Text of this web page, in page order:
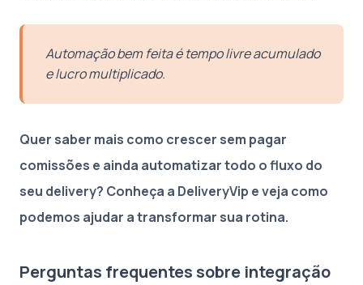
Automação bem feita é tempo livre acumulado
e lucro multiplicado.
Quer saber mais como crescer sem pagar
comissões e ainda automatizar todo o fluxo do
seu delivery? Conheça a DeliveryVip e veja como
podemos ajudar a transformar sua rotina.
Perguntas frequentes sobre integração